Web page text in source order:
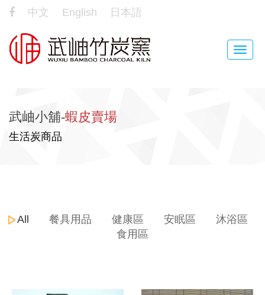
中文 English 日本語
Toggle
武岫小舖-蝦皮賣場
生活炭商品
All 餐具用品 健康區 安眠區
沐浴區
食用區